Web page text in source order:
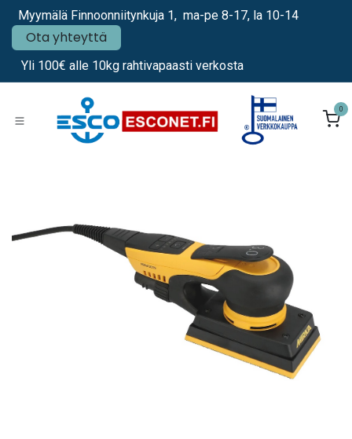
Siirry sisältöön
Myymälä Finnoonniitynkuja 1, ma-pe 8-17, la 10-14
Ota yhteyttä
Yli 100€ alle 10kg rahtivapaasti verkosta
0